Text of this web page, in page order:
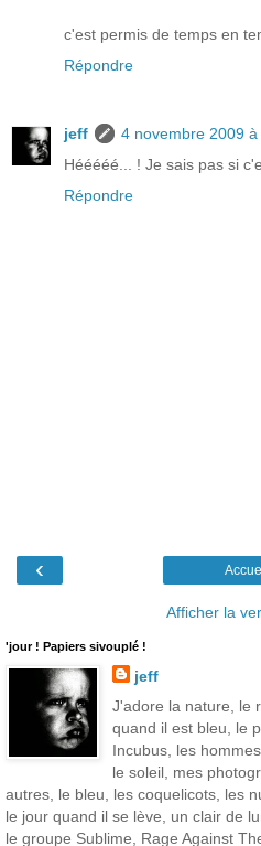
c'est permis de temps en
Répondre
jeff
4 novembre 2009 à
Hééééé... ! Je sais pas si
Répondre
‹
Afficher la
'jour ! Papiers sivouplé !
jeff
J'adore la nature, le
quand il est bleu, le
Incubus, les
le soleil, mes
autres, le bleu, les coquelicots, les
le jour quand il se lève, un clair de
le groupe Sublime, Rage Against